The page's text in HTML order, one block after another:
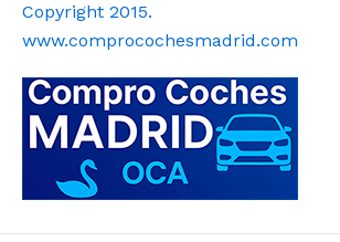
Copyright 2015.
www.comprocochesmadrid.com